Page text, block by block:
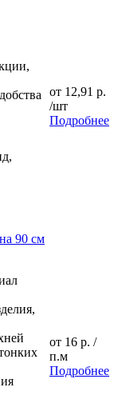
от 12,91 р.
/шт
Подробнее
90 см
от 16 р. /
п.м
Подробнее